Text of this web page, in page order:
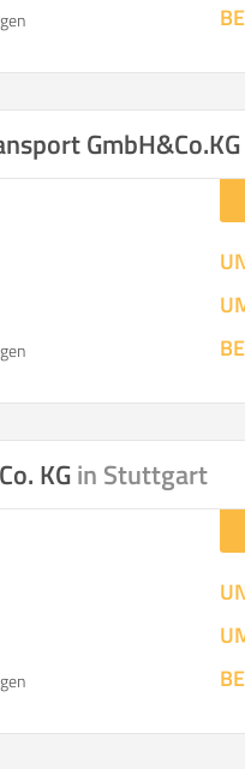
GmbH&Co.KG
KGin Stuttgart